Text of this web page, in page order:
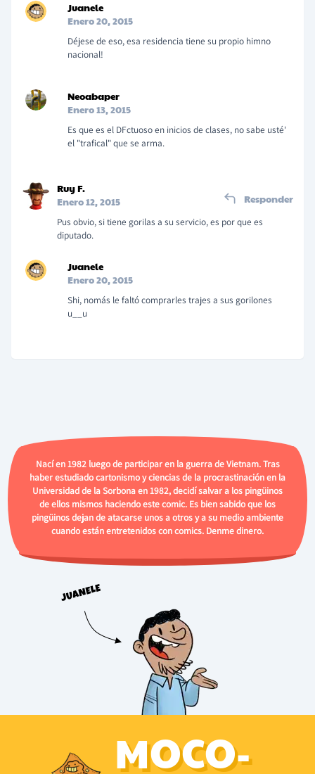
Juanele
Enero 20, 2015
Déjese de eso, esa residencia tiene su propio himno
nacional!
Neoabaper
Enero 13, 2015
Es que es el DFctuoso en inicios de clases, no sabe usté'
el "trafical" que se arma.
Ruy F.
Enero 12, 2015
Pus obvio, si tiene gorilas a su servicio, es por que es
diputado.
Responder
Juanele
Enero 20, 2015
Shi, nomás le faltó comprarles trajes a sus gorilones
u__u
Nací en 1982 luego de participar en la guerra de Vietnam. Tras
haber estudiado cartonismo y ciencias de la procrastinación en la
Universidad de la Sorbona en 1982, decidí salvar a los pingüinos
de ellos mismos haciendo este comic. Es bien sabido que los
pingüinos dejan de atacarse unos a otros y a su medio ambiente
cuando están entretenidos con comics. Denme dinero.
MOCO-